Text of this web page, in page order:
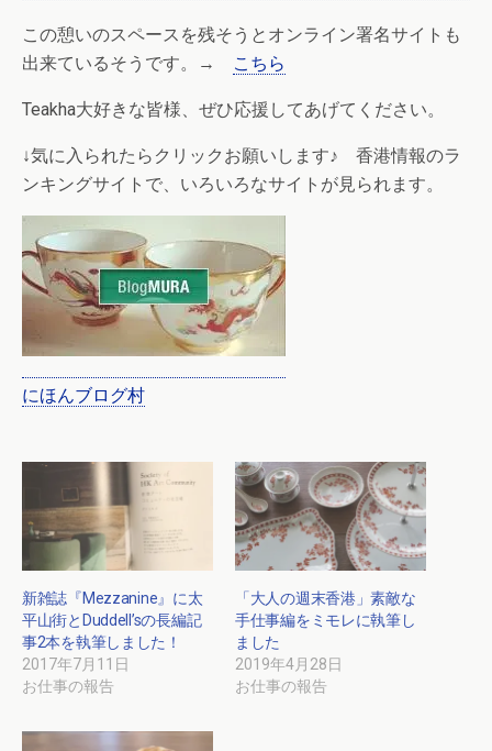
この憩いのスペースを残そうとオンライン署名サイトも
出来ているそうです。→
こちら
Teakha大好きな皆様、ぜひ応援してあげてください。
↓気に入られたらクリックお願いします♪ 香港情報のラ
ンキングサイトで、いろいろなサイトが見られます。
にほんブログ村
新雑誌『Mezzanine』に太
平山街とDuddell’sの長編記
事2本を執筆しました！
2017年7月11日
お仕事の報告
「大人の週末香港」素敵な
手仕事編をミモレに執筆し
ました
2019年4月28日
お仕事の報告